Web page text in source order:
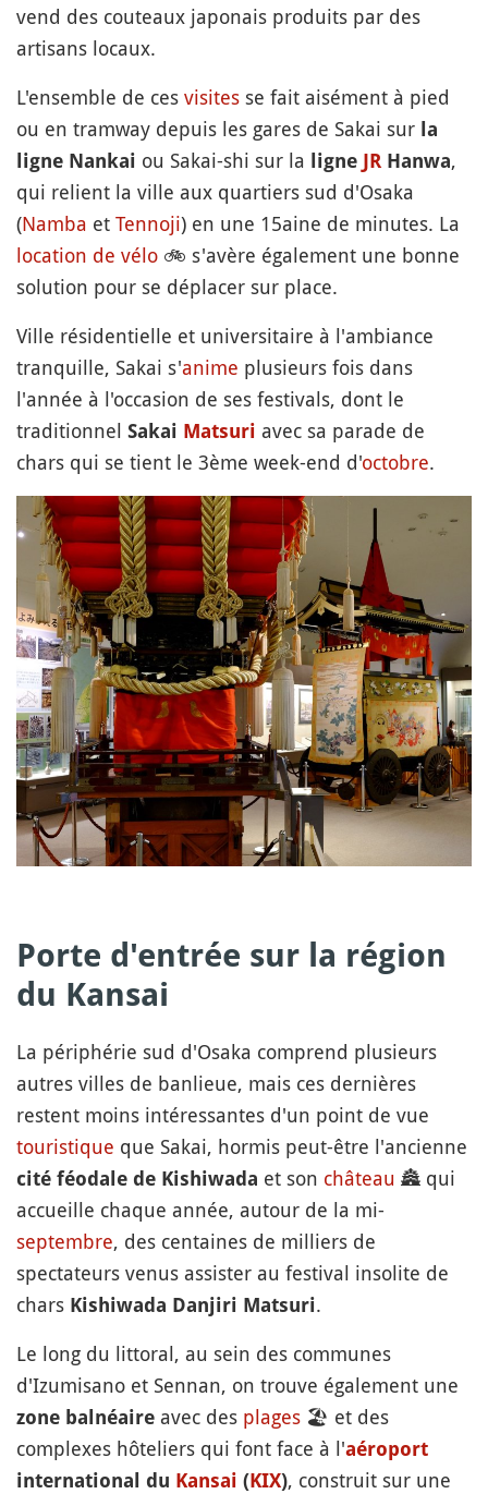
vend des couteaux japonais produits par des
artisans locaux.
L'ensemble de ces visites se fait aisément à pied
ou en tramway depuis les gares de Sakai sur la
ligne Nankai ou Sakai-shi sur la ligne JR Hanwa,
qui relient la ville aux quartiers sud d'Osaka
(Namba et Tennoji) en une 15aine de minutes. La
location de vélo 🚲 s'avère également une bonne
solution pour se déplacer sur place.
Ville résidentielle et universitaire à l'ambiance
tranquille, Sakai s'anime plusieurs fois dans
l'année à l'occasion de ses festivals, dont le
traditionnel Sakai Matsuri avec sa parade de
chars qui se tient le 3ème week-end d'octobre.
Porte d'entrée sur la région
du Kansai
La périphérie sud d'Osaka comprend plusieurs
autres villes de banlieue, mais ces dernières
restent moins intéressantes d'un point de vue
touristique que Sakai, hormis peut-être l'ancienne
cité féodale de Kishiwada et son château 🏯 qui
accueille chaque année, autour de la mi-
septembre, des centaines de milliers de
spectateurs venus assister au festival insolite de
chars Kishiwada Danjiri Matsuri.
Le long du littoral, au sein des communes
d'Izumisano et Sennan, on trouve également une
zone balnéaire avec des plages 🏖 et des
complexes hôteliers qui font face à l'aéroport
international du Kansai (KIX), construit sur une